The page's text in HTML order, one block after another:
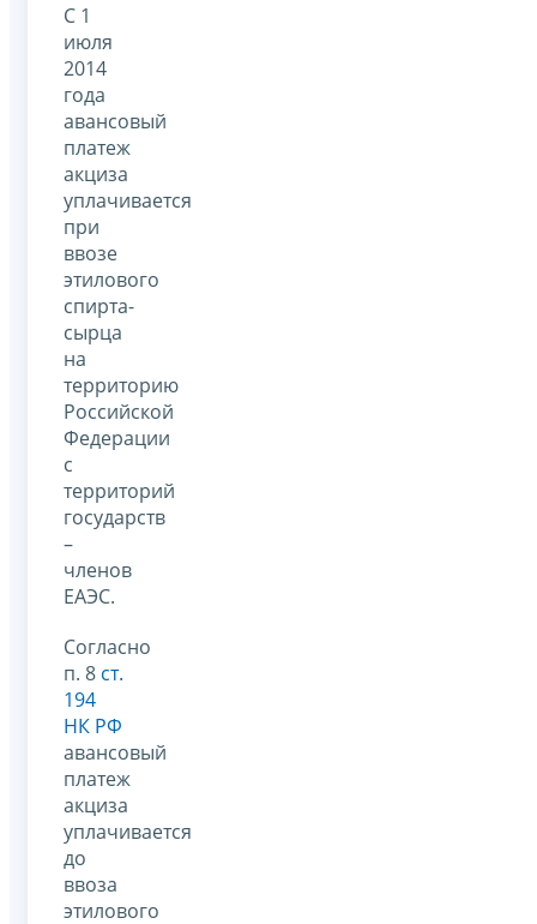
С 1
июля
2014
года
авансовый
платеж
акциза
уплачивается
при
ввозе
этилового
спирта-
сырца
на
территорию
Российской
Федерации
с
территорий
государств
–
членов
ЕАЭС.
Согласно
п. 8 ст.
194
НК РФ
авансовый
платеж
акциза
уплачивается
до
ввоза
этилового